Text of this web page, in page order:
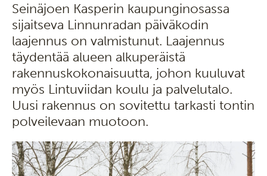
Seinäjoen Kasperin kaupunginosassa
sijaitseva Linnunradan päiväkodin
laajennus on valmistunut. Laajennus
täydentää alueen alkuperäistä
rakennuskokonaisuutta, johon kuuluvat
myös Lintuviidan koulu ja palvelutalo.
Uusi rakennus on sovitettu tarkasti tontin
polveilevaan muotoon.